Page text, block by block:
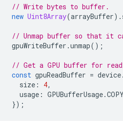
// Write bytes to buffer.
new Uint8Array(arrayBuffer).
// Unmap buffer so that it
gpuWriteBuffer .unmap();
// Get a GPU buffer for
const gpuReadBuffer = device.
size : 4,
usage : GPUBufferUsage.
});